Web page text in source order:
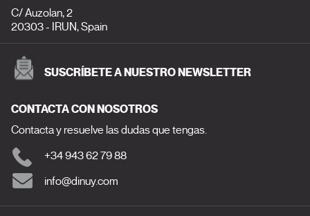
C/ Auzolan, 2
20303 - IRUN, Spain
SUSCRÍBETE A NUESTRO NEWSLETTER
CONTACTA CON NOSOTROS
Contacta y resuelve las dudas que tengas.
+34 943 62 79 88
info@dinuy.com